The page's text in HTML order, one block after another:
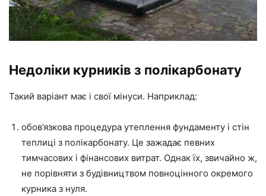
Недоліки курників з полікарбонату
Такий варіант має і свої мінуси. Наприклад:
обов’язкова процедура утеплення фундаменту і стін
теплиці з полікарбонату. Це зажадає певних
тимчасових і фінансових витрат. Однак їх, звичайно ж,
не порівняти з будівництвом повноцінного окремого
курника з нуля.